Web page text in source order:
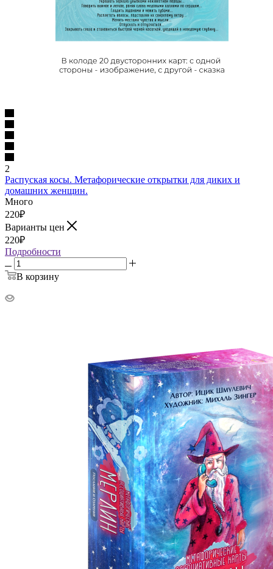
2
Распуская косы. Метафорические открытки для диких и
домашних женщин.
Много
220₽
Варианты цен
220₽
Подробности
В корзину